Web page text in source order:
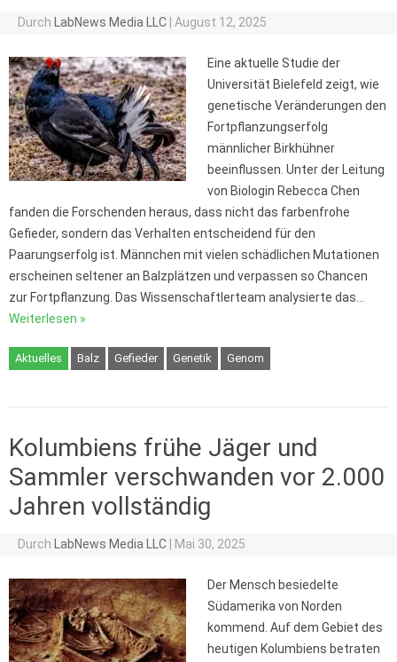
Durch LabNews Media LLC August 12, 2025
Eine aktuelle Studie der
Universität Bielefeld zeigt, wie
genetische Veränderungen den
Fortpflanzungserfolg
männlicher Birkhühner
beeinflussen. Unter der Leitung
von Biologin Rebecca Chen
fanden die Forschenden heraus, dass nicht das farbenfrohe
Gefieder, sondern das Verhalten entscheidend für den
Paarungserfolg ist. Männchen mit vielen schädlichen Mutationen
erscheinen seltener an Balzplätzen und verpassen so Chancen
zur Fortpflanzung. Das Wissenschaftlerteam analysierte das…
Weiterlesen »
Aktuelles Balz Gefieder Genetik Genom
Kolumbiens frühe Jäger und
Sammler verschwanden vor 2.000
Jahren vollständig
Durch LabNews Media LLC Mai 30, 2025
Der Mensch besiedelte
Südamerika von Norden
kommend. Auf dem Gebiet des
heutigen Kolumbiens betraten